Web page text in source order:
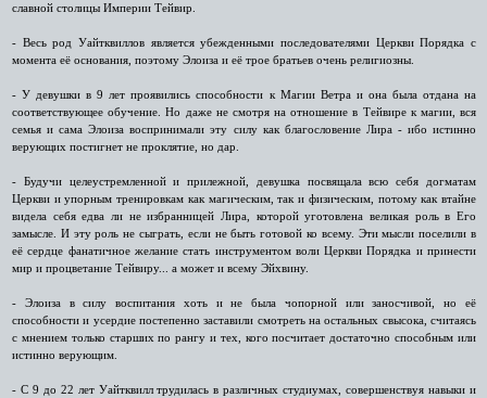
славной столицы Империи Тейвир.
- Весь род Уайтквиллов является убежденными последователями Церкви Порядка с
момента её основания, поэтому Элоиза и её трое братьев очень религиозны.
- У девушки в 9 лет проявились способности к Магии Ветра и она была отдана на
соответствующее обучение. Но даже не смотря на отношение в Тейвире к магии, вся
семья и сама Элоиза воспринимали эту силу как благословение Лира - ибо истинно
верующих постигнет не проклятие, но дар.
- Будучи целеустремленной и прилежной, девушка посвящала всю себя догматам
Церкви и упорным тренировкам как магическим, так и физическим, потому как втайне
видела себя едва ли не избранницей Лира, которой уготовлена великая роль в Его
замысле. И эту роль не сыграть, если не быть готовой ко всему. Эти мысли поселили в
её сердце фанатичное желание стать инструментом воли Церкви Порядка и принести
мир и процветание Тейвиру... а может и всему Эйхвину.
- Элоиза в силу воспитания хоть и не была чопорной или заносчивой, но её
способности и усердие постепенно заставили смотреть на остальных свысока, считаясь
с мнением только старших по рангу и тех, кого посчитает достаточно способным или
истинно верующим.
- С 9 до 22 лет Уайтквилл трудилась в различных студиумах, совершенствуя навыки и